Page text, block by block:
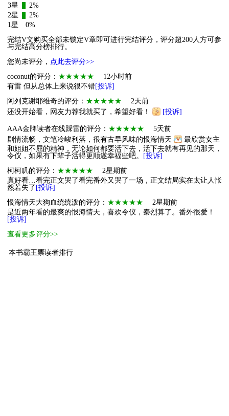
3星
2%
2星
2%
1星
0%
完结V文购买全部未锁定V章即可进行完结评分，评分超200人方可参
与完结高分榜排行。
您尚未评分， 点此去评分>>
coconut的评分： ★★★★★
12小时前
有雷 但从总体上来说很不错[投诉]
阿列克谢耶维奇的评分： ★★★★★
2天前
还没开始看，网友力荐我就买了，希望好看！
[投诉]
AAA金牌读者在线踩雷的评分： ★★★★★
5天前
剧情流畅，文笔冷峻利落，很有古早风味的恨海情天
最欣赏女主
和姐姐不屈的精神，无论如何都要活下去，活下去就有再见的那天，
令仪，如果有下辈子活得更顺遂幸福些吧。
[投诉]
柯柯叽的评分： ★★★★★
2星期前
真好看…看完正文哭了看完番外又哭了一场，正文结局实在太让人怅
然若失了 [投诉]
恨海情天大狗血统统泼的评分： ★★★★★
2星期前
是近两年看的最爽的恨海情天，喜欢令仪，秦烈算了。番外很爱！
[投诉]
查看更多评分>>
本书霸王票读者排行